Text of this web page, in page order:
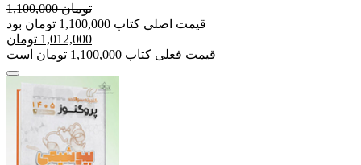
1,100,000 تومان
قیمت اصلی کتاب 1,100,000 تومان بود
1,012,000 تومان
قیمت فعلی کتاب 1,100,000 تومان است